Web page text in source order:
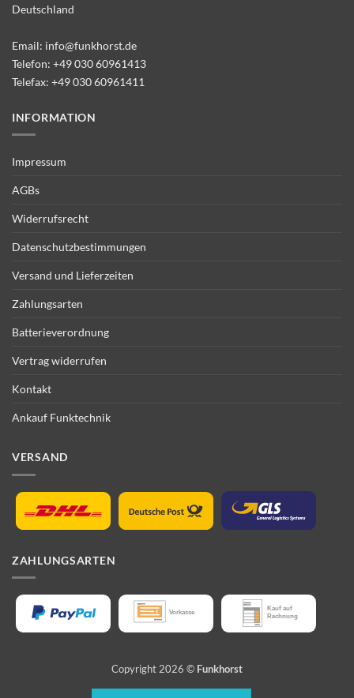
Deutschland
Email: info@funkhorst.de
Telefon: +49 030 60961413
Telefax: +49 030 60961411
INFORMATION
Impressum
AGBs
Widerrufsrecht
Datenschutzbestimmungen
Versand und Lieferzeiten
Zahlungsarten
Batterieverordnung
Vertrag widerrufen
Kontakt
Ankauf Funktechnik
VERSAND
ZAHLUNGSARTEN
Copyright 2026 © Funkhorst